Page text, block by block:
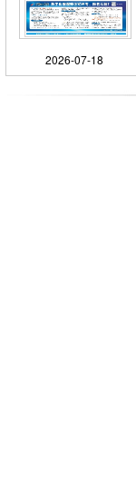
2026-07-18